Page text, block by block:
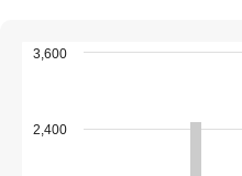
2,400
3,600